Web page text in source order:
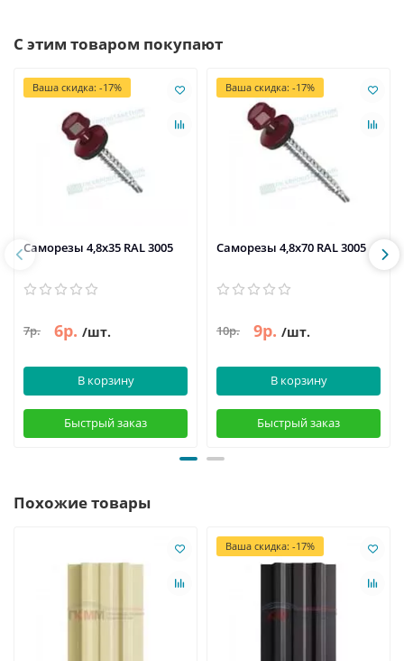
С этим товаром покупают
Ваша скидка: -17%
Саморезы 4,8х35 RAL 3005
7р. 6р. /шт.
В корзину
Быстрый заказ
Ваша скидка: -17%
Саморезы 4,8х70 RAL 3005
10р. 9р. /шт.
В корзину
Быстрый заказ
Похожие товары
Ваша скидка: -17%